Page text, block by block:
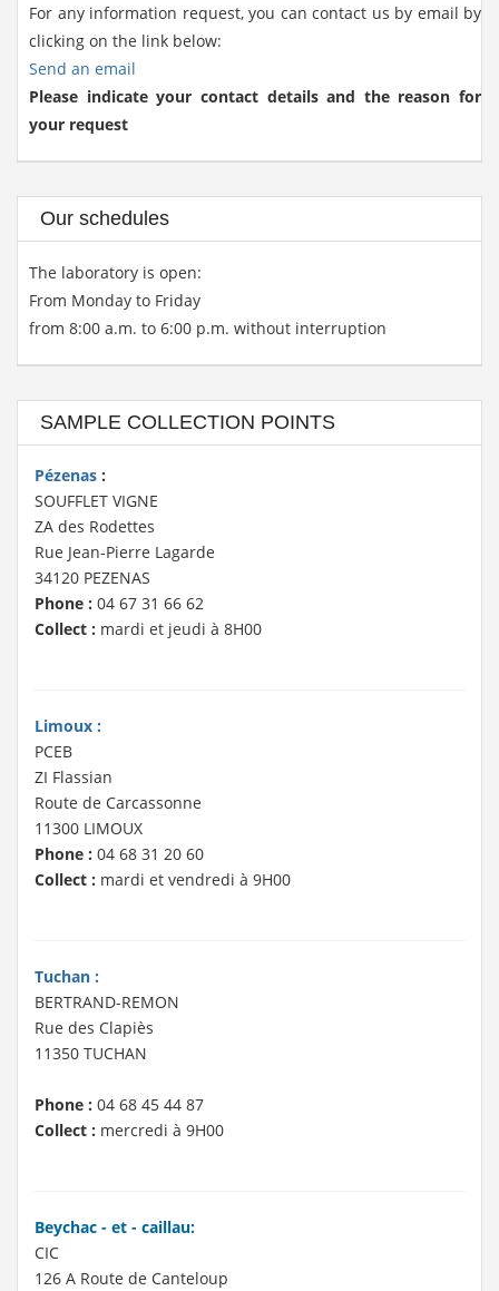
For any information request, you can contact us by email by
clicking on the link below:
Send an email
Please indicate your contact details and the reason for
your request
Our schedules
The laboratory is open:
From Monday to Friday
from 8:00 a.m. to 6:00 p.m. without interruption
SAMPLE COLLECTION POINTS
Pézenas :
SOUFFLET VIGNE
ZA des Rodettes
Rue Jean-Pierre Lagarde
34120 PEZENAS
Phone : 04 67 31 66 62
Collect : mardi et jeudi à 8H00
Limoux :
PCEB
ZI Flassian
Route de Carcassonne
11300 LIMOUX
Phone : 04 68 31 20 60
Collect : mardi et vendredi à 9H00
Tuchan :
BERTRAND-REMON
Rue des Clapiès
11350 TUCHAN
Phone : 04 68 45 44 87
Collect : mercredi à 9H00
Beychac - et - caillau:
CIC
126 A Route de Canteloup